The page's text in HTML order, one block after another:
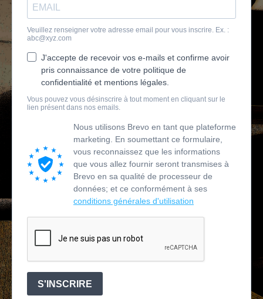
Veuillez renseigner votre adresse email pour vous inscrire. Ex. :
abc@xyz.com
J'accepte de recevoir vos e-mails et confirme avoir
pris connaissance de votre politique de
confidentialité et mentions légales.
Vous pouvez vous désinscrire à tout moment en cliquant sur le
lien présent dans nos emails.
Nous utilisons Brevo en tant que plateforme
marketing. En soumettant ce formulaire,
vous reconnaissez que les informations
que vous allez fournir seront transmises à
Brevo en sa qualité de processeur de
données; et ce conformément à ses
conditions générales d'utilisation
S'INSCRIRE